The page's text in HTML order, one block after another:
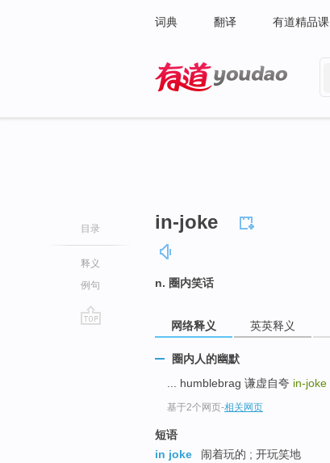
词典 翻译 有道精品课
目录
释义
例句
in-joke
n. 圈内笑话
网络释义 英英释义
圈内人的幽默
... humblebrag 谦虚自夸 in-joke
基于2个网页-相关网页
短语
in joke
闹着玩的 ; 开玩笑地